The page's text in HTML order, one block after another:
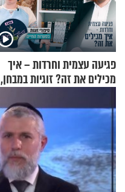
פגיעה עצמית וחרדות – איך
מכילים את זה? זוגיות במבחן,